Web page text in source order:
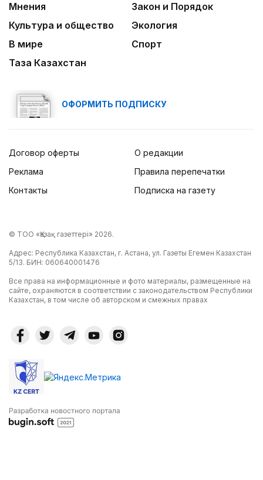
Мнения
Закон и Порядок
Культура и общество
Экология
В мире
Спорт
Таза Казахстан
ОФОРМИТЬ ПОДПИСКУ
Договор оферты
Реклама
Контакты
О редакции
Правила перепечатки
Подписка на газету
© ТОО «Қазақ газеттері» 2026.
Адрес: Республика Казахстан, г. Астана, ул. Газеты Егемен Казахстан
5/13. БИН: 060640001476
Все права на информационные и фото материалы, размещенные на
сайте, охраняются в соответствии с законодательством Республики
Казахстан, в том числе об авторском и смежных правах